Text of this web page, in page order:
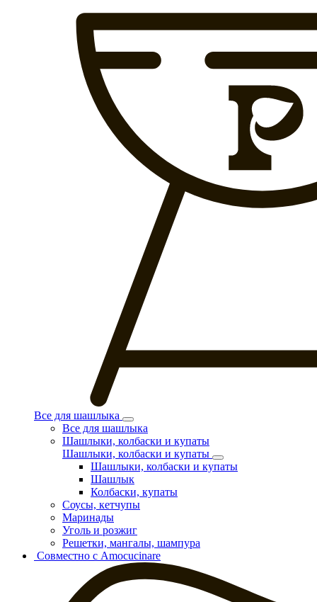
Все для шашлыка
Все для шашлыка
Шашлыки, колбаски и купаты
Шашлыки, колбаски и купаты
Шашлыки, колбаски и купаты
Шашлык
Колбаски, купаты
Соусы, кетчупы
Маринады
Уголь и розжиг
Решетки, мангалы, шампура
Совместно с Amocucinare